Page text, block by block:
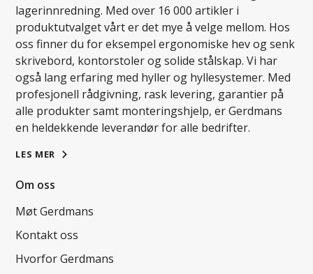
lagerinnredning. Med over 16 000 artikler i
produktutvalget vårt er det mye å velge mellom. Hos
oss finner du for eksempel ergonomiske hev og senk
skrivebord, kontorstoler og solide stålskap. Vi har
også lang erfaring med hyller og hyllesystemer. Med
profesjonell rådgivning, rask levering, garantier på
alle produkter samt monteringshjelp, er Gerdmans
en heldekkende leverandør for alle bedrifter.
LES MER
Om oss
Møt Gerdmans
Kontakt oss
Hvorfor Gerdmans